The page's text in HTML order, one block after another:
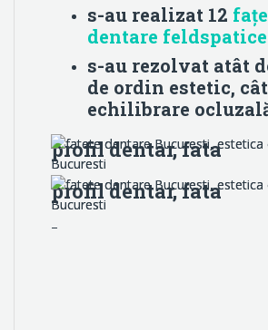
s-au realizat 12
dentare feldspatice
s-au rezolvat atât
de ordin estetic,
echilibrare
profil dentar, fata
profil dentar, fata
–